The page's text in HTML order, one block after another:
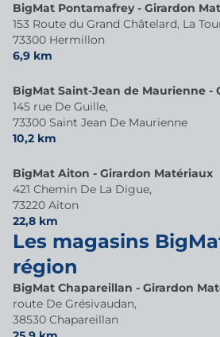
BigMat Pontamafrey - Girardon
153 Route du Grand Châtelard, La
73300 Hermillon
6,9 km
BigMat Saint-Jean de Maurienne -
145 rue De Guille,
73300 Saint Jean De Maurienne
10,2 km
BigMat Aiton - Girardon Matériaux
421 Chemin De La Digue,
73220 Aiton
22,8 km
Les magasins
région
BigMat Chapareillan - Girardon
route De Grésivaudan,
38530 Chapareillan